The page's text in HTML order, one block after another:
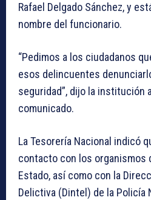
Rafael Delgado Sánchez, y
nombre del funcionario.
“Pedimos a los ciudadanos
esos delincuentes
seguridad”, dijo la institución
comunicado.
La Tesorería Nacional indicó
contacto con los organismos
Estado, así como con la
Delictiva (Dintel) de la Policía